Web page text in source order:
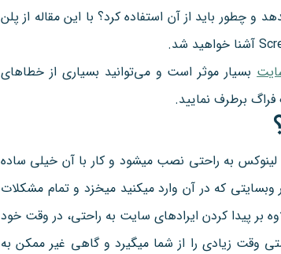
و چطور باید از آن استفاده کرد؟ با این مقاله از پلن
بسیار موثر است و می‌توانید بسیاری از خطاهای
برطرف نمایید.
لینوکس به راحتی نصب میشود و کار با آن خیلی ساده
که در آن وارد میکنید میخزد و تمام مشکلات
بر پیدا کردن ایرادهای سایت به راحتی، در وقت خود
وقت زیادی را از شما میگیرد و گاهی غیر ممکن به